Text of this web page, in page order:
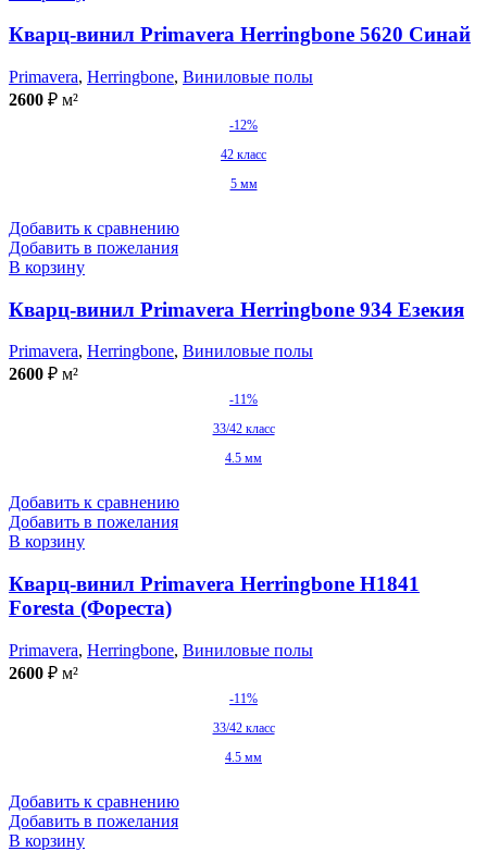
Кварц-винил Primavera Herringbone 5620 Синай
Primavera, Herringbone, Виниловые полы
2600 ₽ м²
-12%
42 класс
5 мм
Добавить к сравнению
Добавить в пожелания
В корзину
Кварц-винил Primavera Herringbone 934 Езекия
Primavera, Herringbone, Виниловые полы
2600 ₽ м²
-11%
33/42 класс
4.5 мм
Добавить к сравнению
Добавить в пожелания
В корзину
Кварц-винил Primavera Herringbone H1841
Foresta (Фореста)
Primavera, Herringbone, Виниловые полы
2600 ₽ м²
-11%
33/42 класс
4.5 мм
Добавить к сравнению
Добавить в пожелания
В корзину